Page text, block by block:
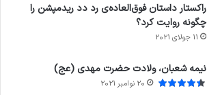
راکستار داستان فوق‌العاده‌ی رد دد ریدمپشن را
چگونه روایت کرد؟
11 جولای 2021
نیمه شعبان، ولادت حضرت مهدی (عج)
20 نوامبر 2021